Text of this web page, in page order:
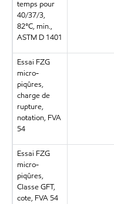
temps pour
40/37/3,
82°C, min.,
ASTM D 1401
Essai FZG
micro-
piqûres,
charge de
rupture,
notation, FVA
54
Essai FZG
micro-
piqûres,
Classe GFT,
cote, FVA 54